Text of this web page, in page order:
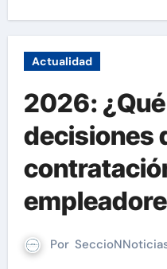
Actualidad
2026:
decisiones
Por